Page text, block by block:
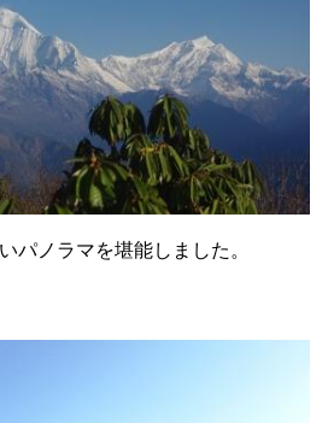
パノラマを堪能しました。